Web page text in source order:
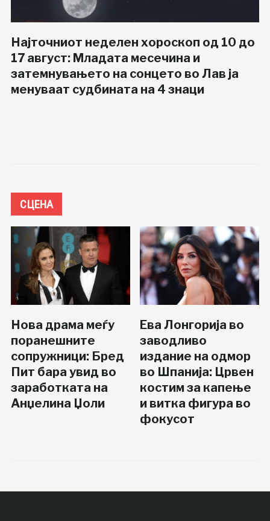
Најточниот неделен хороскоп од 10 до
17 август: Младата месечина и
затемнувањето на сонцето во Лав ја
менуваат судбината на 4 знаци
СЦЕНА
Нова драма меѓу
поранешните
сопружници: Бред
Пит бара увид во
заработката на
Анџелина Џоли
Ева Лонгорија во
заводливо
издание на одмор
во Шпанија: Црвен
костим за капење
и витка фигура во
фокусот